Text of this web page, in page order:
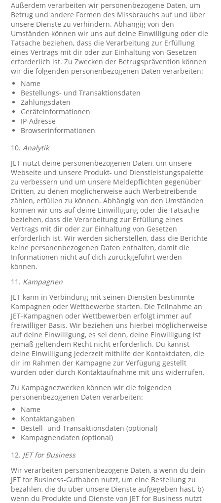
Außerdem verarbeiten wir personenbezogene Daten, um
Betrug und andere Formen des Missbrauchs auf und über
unsere Dienste zu verhindern. Abhängig von den
Umständen können wir uns auf deine Einwilligung oder die
Tatsache beziehen, dass die Verarbeitung zur Erfüllung
eines Vertrags mit dir oder zur Einhaltung von Gesetzen
erforderlich ist. Zu Zwecken der Betrugsprävention können
wir die folgenden personenbezogenen Daten verarbeiten:
Name
Bestellungs- und Transaktionsdaten
Zahlungsdaten
Geräteinformationen
IP-Adresse
Browserinformationen
10.Analytik
JET nutzt deine personenbezogenen Daten, um unsere
Webseite und unsere Produkt- und Dienstleistungspalette
zu verbessern und um unsere Meldepflichten gegenüber
Dritten, zu denen möglicherweise auch Werbetreibende
zählen, erfüllen zu können. Abhängig von den Umständen
können wir uns auf deine Einwilligung oder die Tatsache
beziehen, dass die Verarbeitung zur Erfüllung eines
Vertrags mit dir oder zur Einhaltung von Gesetzen
erforderlich ist. Wir werden sicherstellen, dass die Berichte
keine personenbezogenen Daten enthalten, damit die
Informationen nicht auf dich zurückgeführt werden
können.
11. Kampagnen
JET kann in Verbindung mit seinen Diensten bestimmte
Kampagnen oder Wettbewerbe starten. Die Teilnahme an
JET-Kampagnen oder Wettbewerben erfolgt immer auf
freiwilliger Basis. Wir beziehen uns hierbei möglicherweise
auf deine Einwilligung, es sei denn, deine Einwilligung ist
gemäß geltendem Recht nicht erforderlich. Du kannst
deine Einwilligung jederzeit mithilfe der Kontaktdaten, die
dir im Rahmen der Kampagne zur Verfügung gestellt
wurden oder durch Kontaktaufnahme mit uns widerrufen.
Zu Kampagnezwecken können wir die folgenden
personenbezogenen Daten verarbeiten:
Name
Kontaktangaben
Bestell- und Transaktionsdaten (optional)
Kampagnendaten (optional)
12. JET for Business
Wir verarbeiten personenbezogene Daten, a wenn du dein
JET for Business-Guthaben nutzt, um eine Bestellung zu
bezahlen, die du über unsere Dienste aufgegeben hast, b)
wenn du Produkte und Dienste von JET for Business nutzt